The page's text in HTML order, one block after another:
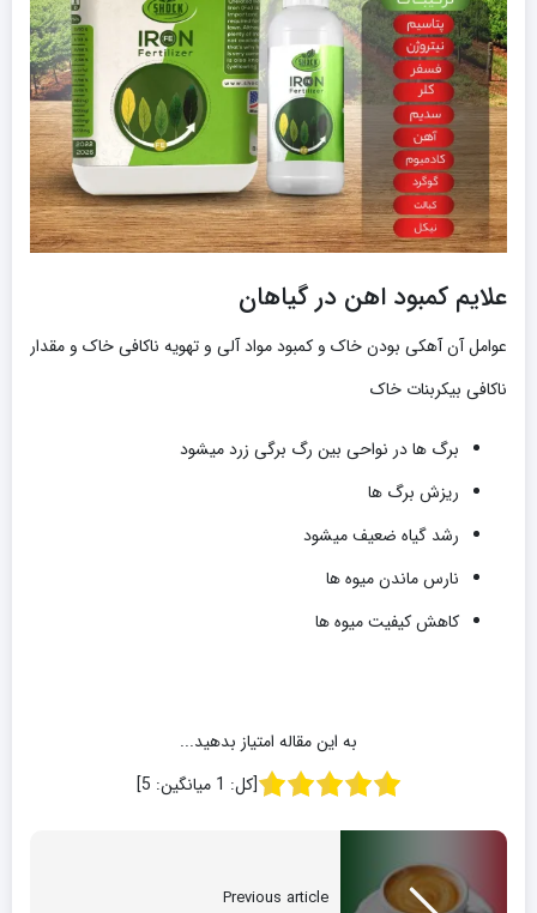
علایم کمبود اهن در گیاهان
عوامل آن آهکی بودن خاک و کمبود مواد آلی و تهویه ناکافی خاک و مقدار
ناکافی بیکربنات خاک
برگ ها در نواحی بین رگ برگی زرد میشود
ریزش برگ ها
رشد گیاه ضعیف میشود
نارس ماندن میوه ها
کاهش کیفیت میوه ها
به این مقاله امتیاز بدهید...
[کل: 1 میانگین: 5
]
Previous article